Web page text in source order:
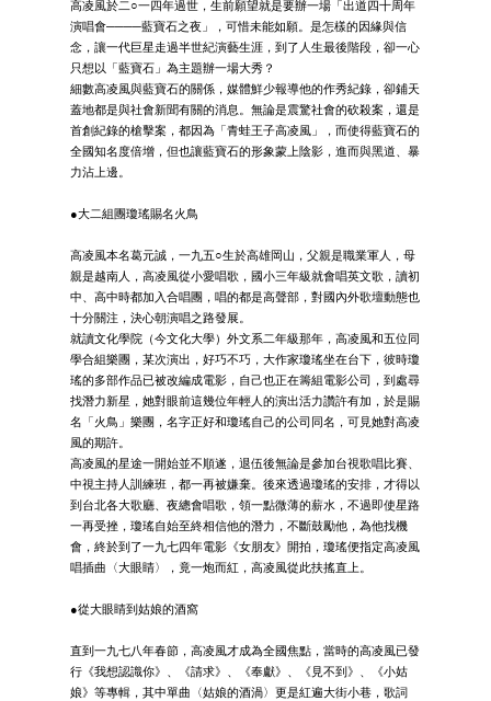
高凌風於二○一四年過世，生前願望就是要辦一場「出道四十周年
演唱會────藍寶石之夜」，可惜未能如願。是怎樣的因緣與信
念，讓一代巨星走過半世紀演藝生涯，到了人生最後階段，卻一心
只想以「藍寶石」為主題辦一場大秀？
細數高凌風與藍寶石的關係，媒體鮮少報導他的作秀紀錄，卻鋪天
蓋地都是與社會新聞有關的消息。無論是震驚社會的砍殺案，還是
首創紀錄的槍擊案，都因為「青蛙王子高凌風」，而使得藍寶石的
全國知名度倍增，但也讓藍寶石的形象蒙上陰影，進而與黑道、暴
力沾上邊。
●大二組團瓊瑤賜名火鳥
高凌風本名葛元誠，一九五○生於高雄岡山，父親是職業軍人，母
親是越南人，高凌風從小愛唱歌，國小三年級就會唱英文歌，讀初
中、高中時都加入合唱團，唱的都是高聲部，對國內外歌壇動態也
十分關注，決心朝演唱之路發展。
就讀文化學院（今文化大學）外文系二年級那年，高凌風和五位同
學合組樂團，某次演出，好巧不巧，大作家瓊瑤坐在台下，彼時瓊
瑤的多部作品已被改編成電影，自己也正在籌組電影公司，到處尋
找潛力新星，她對眼前這幾位年輕人的演出活力讚許有加，於是賜
名「火鳥」樂團，名字正好和瓊瑤自己的公司同名，可見她對高凌
風的期許。
高凌風的星途一開始並不順遂，退伍後無論是參加台視歌唱比賽、
中視主持人訓練班，都一再被嫌棄。後來透過瓊瑤的安排，才得以
到台北各大歌廳、夜總會唱歌，領一點微薄的薪水，不過即使星路
一再受挫，瓊瑤自始至終相信他的潛力，不斷鼓勵他，為他找機
會，終於到了一九七四年電影《女朋友》開拍，瓊瑤便指定高凌風
唱插曲〈大眼睛〉，竟一炮而紅，高凌風從此扶搖直上。
●從大眼睛到姑娘的酒窩
直到一九七八年春節，高凌風才成為全國焦點，當時的高凌風已發
行《我想認識你》、《請求》、《奉獻》、《見不到》、《小姑
娘》等專輯，其中單曲〈姑娘的酒渦〉更是紅遍大街小巷，歌詞